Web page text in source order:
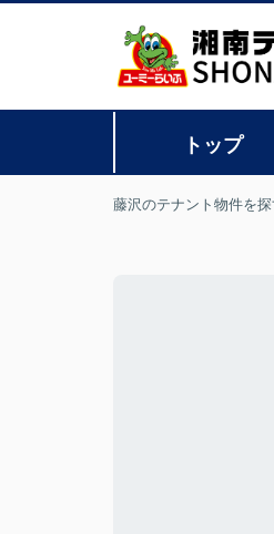
トップ
藤沢のテナント物件を